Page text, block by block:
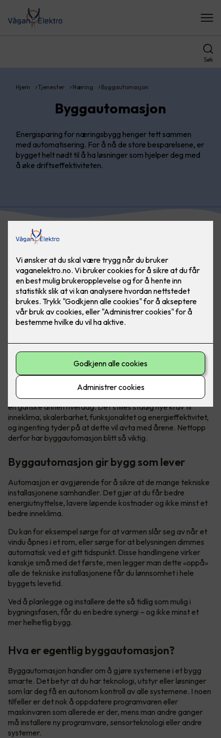
Søk
Hjem Tjenester Næring Byggautomasjon
Byggautomasjon
Energisparing for næringsbygg henger tett sammen
med automatisering. For å nå de store besparelsene, er
bygget helt nødt til å ha løsninger som hjelper deg med
å øke driftseffektiviteten.
Høye strømpriser, og stadig større fokus på
energibesparelse, har gjort at flere norske bedrifter har fått
en ganske annen hverdag. Det stilles stadig nye krav til
inneklima, skalerbarhet, funksjonalitet og energieffektivitet,
og ingenting tyder på at dette vil avta med årene. Nettopp
derfor har byggautomasjon blitt så viktig.
Byggautomasjon gir bygg som lever
Automasjon er avgjørende for å sikre at de mange tekniske
installasjonene samhandler. Det gjør at du får bedre
energiutnyttelse, lavere løpende kostnader og ikke minst et
bedre inneklima.
Du kan for eksempel sørge for at varmen slår seg av når et
vindu åpnes i et rom, eller sørge for at belysningen dimmes
automatisk ved et gitt tidspunkt. Disse handlingene virker
kanskje små med det første, men legger man dette «oppå»
alle de tekniske installasjonene får du lønnsomhet i hele
byggets levetid.
Ved å planlegge og installere dette så tidlig som mulig i
bygningsfasen, får du en bedre synergi – og ikke minst et
mer helhetlig bygg.
Hva er egentlig byggautomasjon?
Byggautomasjon handler om å gjøre systemene i et bygg
smarte. Det betyr at du har teknologi, utstyr eller løsninger
som lar deg få en autonom kontroll av alle systemene. I noen
tilfeller er det nok å oppdatere programvaren eller
maskinvaren som allerede er der, mens man andre ganger
må installere ny programvare, sensorteknologi eller andre
systemer.